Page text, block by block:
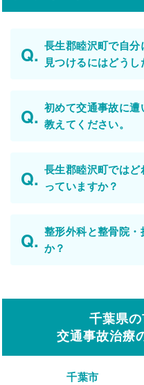
長生郡睦沢町で自
見つけるにはどう
初めて交通事故に
教えてください。
長生郡睦沢町ではど
っていますか？
整形外科と整骨院
か？
千葉県
交通事故治療
千葉市